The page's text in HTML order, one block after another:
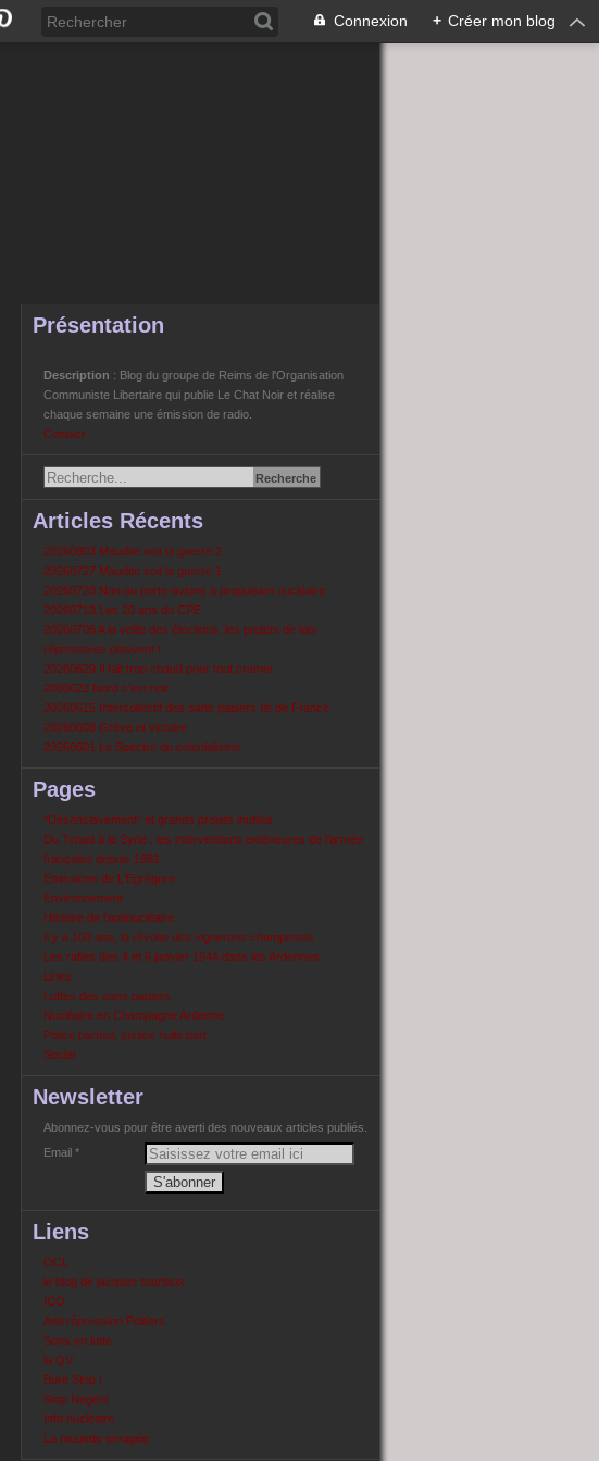
Connexion + Créer mon blog
Présentation
Description : Blog du groupe de Reims de l'Organisation
Communiste Libertaire qui publie Le Chat Noir et réalise
chaque semaine une émission de radio.
Contact
Articles Récents
20260803 Maudite soit la guerre 2
20260727 Maudite soit la guerre 1
20260720 Non au porte-avions à propulsion nucléaire
20260713 Les 20 ans du CPE
20260706 A la veille des élections, les projets de lois
répressives pleuvent !
20260629 Il fait trop chaud pour tout cramer
2060622 Nord c’est noir
20260615 Intercollectif des sans papiers Ile de France
20260608 Grève et victoire
20260601 Le Spectre du colonialisme
Pages
‘‘Désenclavement’’ et grands projets inutiles
Du Tchad à la Syrie : les interventions extérieures de l’armée
française depuis 1981
Emissions de L'Egrégore
Environnement
Histoire de l'antinucléaire
Il y a 100 ans, la révolte des vignerons champenois
Les rafles des 4 et 6 janvier 1944 dans les Ardennes
Links
Luttes des sans papiers
Nucléaire en Champagne Ardenne
Police partout, justice nulle part
Social
Newsletter
Abonnez-vous pour être averti des nouveaux articles publiés.
Email
Liens
OCL
le blog de jacques tourtaux
ICO
Anti répression Poitiers
Sons en lutte
la QV
Bure Stop !
Stop Nogent
Info nucléaire
La mouette enragée